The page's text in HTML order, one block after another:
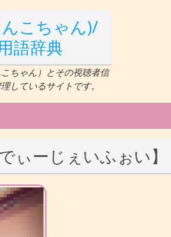
こちゃん)/
語辞典
ちゃん）とその視聴者信
しているサイトです。
ぃーじぇいふぉい】